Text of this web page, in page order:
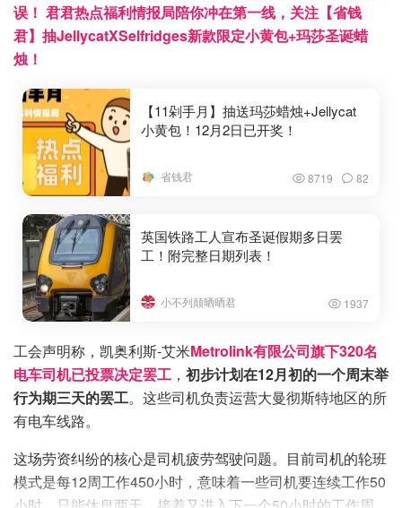
误！ 君君热点福利情报局陪你冲在第一线，关注【省钱
君】抽JellycatXSelfridges新款限定小黄包+玛莎圣诞蜡
烛！
【11剁手月】抽送玛莎蜡烛+Jellycat
小黄包！12月2日已开奖！
省钱君 8719 82
英国铁路工人宣布圣诞假期多日罢
工！附完整日期列表！
小不列颠晒晒君 1937
工会声明称，凯奥利斯-艾米Metrolink有限公司旗下320名
电车司机已投票决定罢工 ， 初步计划在12月初的一个周末举
行为期三天的罢工。这些司机负责运营大曼彻斯特地区的所
有电车线路。
这场劳资纠纷的核心是司机疲劳驾驶问题。目前司机的轮班
模式是每12周工作450小时，意味着一些司机要连续工作50